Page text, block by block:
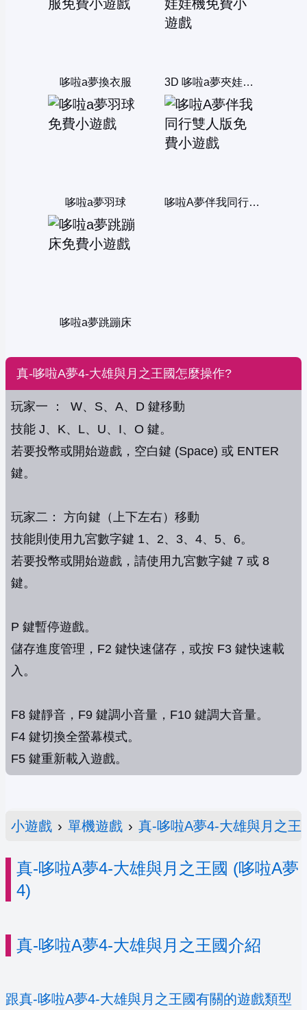
哆啦a夢換衣服 3D 哆啦a夢夾娃娃機
哆啦a夢羽球 哆啦A夢伴我同行雙人版
哆啦a夢跳蹦床
真-哆啦A夢4-大雄與月之王國怎麼操作?
玩家一 ： W、S、A、D 鍵移動
技能 J、K、L、U、I、O 鍵。
若要投幣或開始遊戲，空白鍵 (Space) 或 ENTER
鍵。
玩家二： 方向鍵（上下左右）移動
技能則使用九宮數字鍵 1、2、3、4、5、6。
若要投幣或開始遊戲，請使用九宮數字鍵 7 或 8
鍵。
P 鍵暫停遊戲。
儲存進度管理，F2 鍵快速儲存，或按 F3 鍵快速載
入。
F8 鍵靜音，F9 鍵調小音量，F10 鍵調大音量。
F4 鍵切換全螢幕模式。
F5 鍵重新載入遊戲。
小遊戲 › 單機遊戲 › 真-哆啦A夢4-大雄與月之王
真-哆啦A夢4-大雄與月之王國 (哆啦A夢
4)
真-哆啦A夢4-大雄與月之王國介紹
跟真-哆啦A夢4-大雄與月之王國有關的遊戲類型